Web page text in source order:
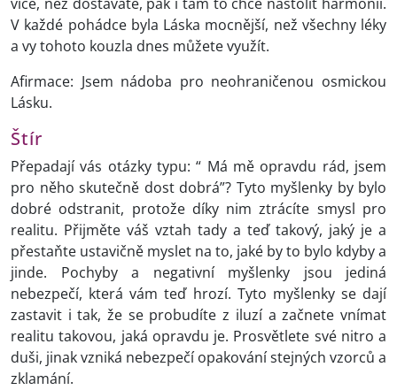
V každé pohádce byla Láska mocnější, než všechny léky
a vy tohoto kouzla dnes můžete využít.
Afirmace: Jsem nádoba pro neohraničenou osmickou
Lásku.
Štír
Přepadají vás otázky typu: “ Má mě opravdu rád, jsem
pro něho skutečně dost dobrá”? Tyto myšlenky by bylo
dobré odstranit, protože díky nim ztrácíte smysl pro
realitu. Přijměte váš vztah tady a teď takový, jaký je a
přestaňte ustavičně myslet na to, jaké by to bylo kdyby a
jinde. Pochyby a negativní myšlenky jsou jediná
nebezpečí, která vám teď hrozí. Tyto myšlenky se dají
zastavit i tak, že se probudíte z iluzí a začnete vnímat
realitu takovou, jaká opravdu je. Prosvětlete své nitro a
duši, jinak vzniká nebezpečí opakování stejných vzorců a
zklamání.